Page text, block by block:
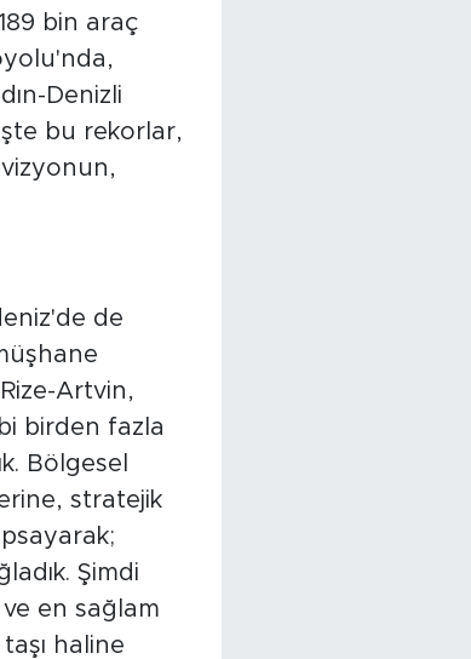
bin araç
Denizli
bu rekorlar,
de
Artvin,
birden fazla
Bölgesel
stratejik
Şimdi
en sağlam
haline